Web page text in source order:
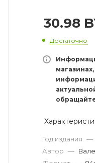
30.98
Достаточно
Год издания —
Автор —